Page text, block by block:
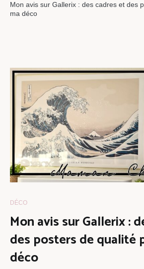
Mon avis sur Gallerix : des cadres et des
ma déco
DÉCO
Mon avis sur Gallerix :
des posters de qualité
déco